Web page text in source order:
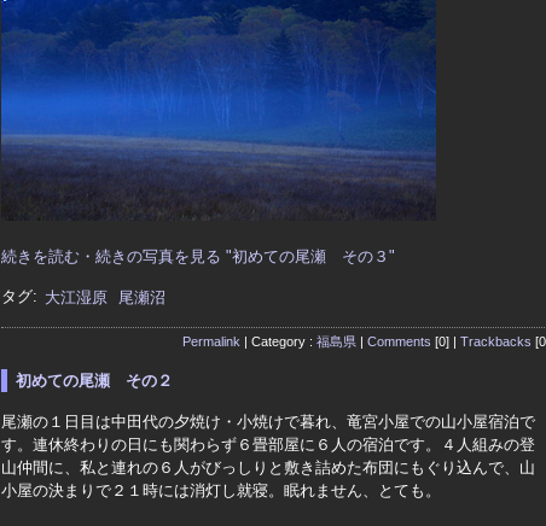
続きを読む・続きの写真を見る "初めての尾瀬 その３"
タグ: 大江湿原 尾瀬沼
Permalink | Category : 福島県 | Comments [0] | Trackbacks
初めての尾瀬 その２
尾瀬の１日目は中田代の夕焼け・小焼けで暮れ、竜宮小屋での山小屋宿泊で
す。連休終わりの日にも関わらず６畳部屋に６人の宿泊です。４人組みの登
山仲間に、私と連れの６人がびっしりと敷き詰めた布団にもぐり込んで、山
小屋の決まりで２１時には消灯し就寝。眠れません、とても。